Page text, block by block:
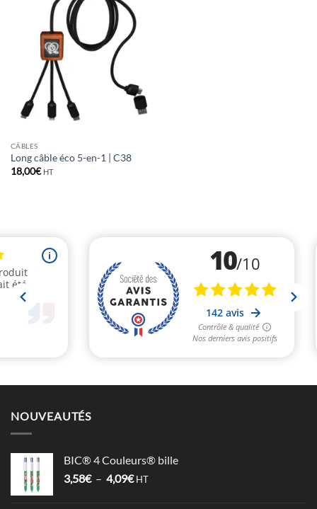
CÂBLES
Long câble éco 5-en-1 | C38
18,00€ HT
NOUVEAUTÉS
BIC® 4 Couleurs® bille
3,58€ – 4,09€Plage
HT